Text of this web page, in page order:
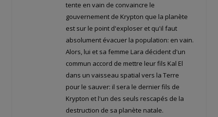
tente en vain de convaincre le
gouvernement de Krypton que la planète
est sur le point d'exploser et qu'il faut
absolument évacuer la population: en vain.
Alors, lui et sa femme Lara décident d'un
commun accord de mettre leur fils Kal El
dans un vaisseau spatial vers la Terre
pour le sauver: il sera le dernier fils de
Krypton et l'un des seuls rescapés de la
destruction de sa planète natale.